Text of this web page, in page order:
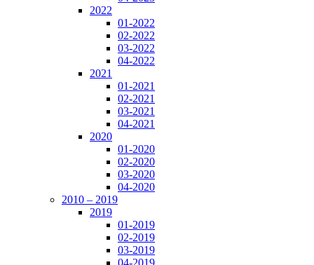
2022
01-2022
02-2022
03-2022
04-2022
2021
01-2021
02-2021
03-2021
04-2021
2020
01-2020
02-2020
03-2020
04-2020
2010 – 2019
2019
01-2019
02-2019
03-2019
04-2019